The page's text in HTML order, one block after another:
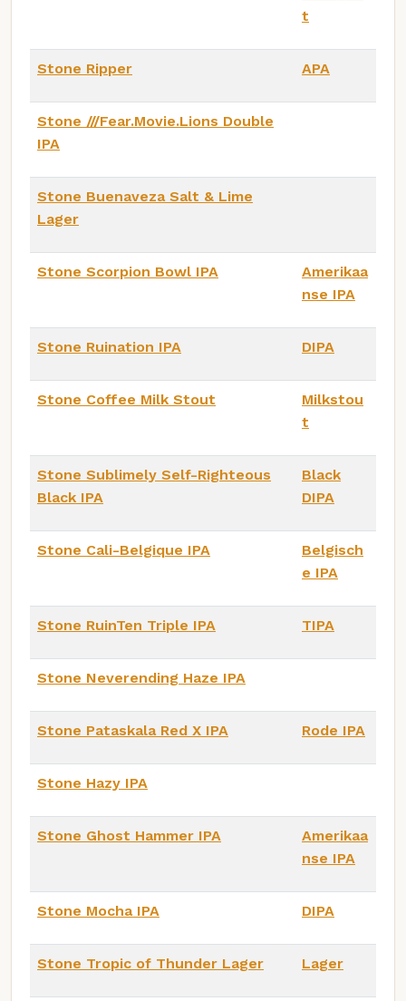
t
Stone Ripper APA
Stone ///Fear.Movie.Lions Double
IPA
Stone Buenaveza Salt & Lime
Lager
Stone Scorpion Bowl IPA
Amerikaa
nse IPA
Stone Ruination IPA DIPA
Stone Coffee Milk Stout
Milkstou
t
Stone Sublimely Self-Righteous
Black IPA
Black
DIPA
Stone Cali-Belgique IPA
Belgisch
e IPA
Stone RuinTen Triple IPA TIPA
Stone Neverending Haze IPA
Stone Pataskala Red X IPA Rode IPA
Stone Hazy IPA
Stone Ghost Hammer IPA
Amerikaa
nse IPA
Stone Mocha IPA DIPA
Stone Tropic of Thunder Lager Lager